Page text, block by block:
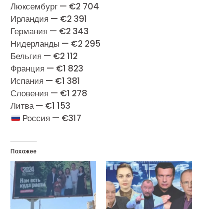
Люксембург — €2 704
Ирландия — €2 391
Германия — €2 343
Нидерланды — €2 295
Бельгия — €2 112
Франция — €1 823
Испания — €1 381
Словения — €1 278
Литва — €1 153
Россия — €317
Похожее